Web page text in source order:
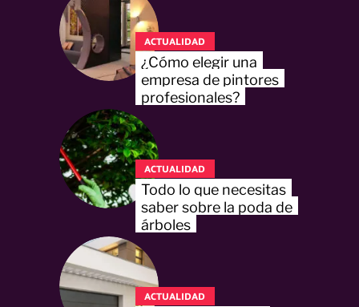
ACTUALIDAD
¿Cómo elegir una
empresa de pintores
profesionales?
ACTUALIDAD
Todo lo que necesitas
saber sobre la poda de
árboles
ACTUALIDAD